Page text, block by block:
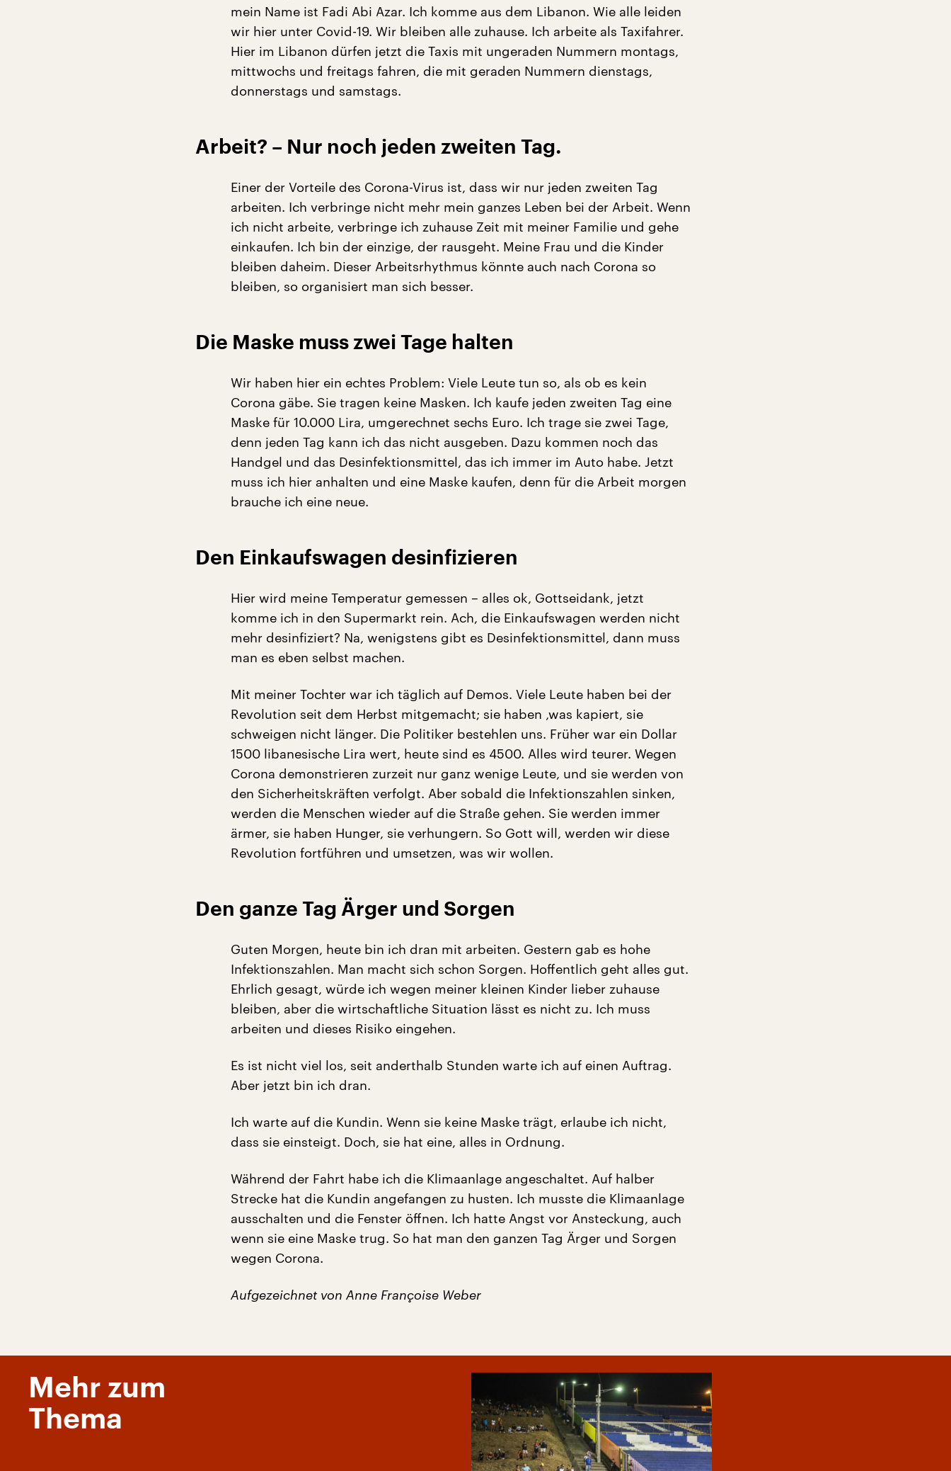
mein Name ist Fadi Abi Azar. Ich komme aus dem Libanon. Wie alle leiden
wir hier unter Covid-19. Wir bleiben alle zuhause. Ich arbeite als Taxifahrer.
Hier im Libanon dürfen jetzt die Taxis mit ungeraden Nummern montags,
mittwochs und freitags fahren, die mit geraden Nummern dienstags,
donnerstags und samstags.
Arbeit? – Nur noch jeden zweiten Tag.
Einer der Vorteile des Corona-Virus ist, dass wir nur jeden zweiten Tag
arbeiten. Ich verbringe nicht mehr mein ganzes Leben bei der Arbeit. Wenn
ich nicht arbeite, verbringe ich zuhause Zeit mit meiner Familie und gehe
einkaufen. Ich bin der einzige, der rausgeht. Meine Frau und die Kinder
bleiben daheim. Dieser Arbeitsrhythmus könnte auch nach Corona so
bleiben, so organisiert man sich besser.
Die Maske muss zwei Tage halten
Wir haben hier ein echtes Problem: Viele Leute tun so, als ob es kein
Corona gäbe. Sie tragen keine Masken. Ich kaufe jeden zweiten Tag eine
Maske für 10.000 Lira, umgerechnet sechs Euro. Ich trage sie zwei Tage,
denn jeden Tag kann ich das nicht ausgeben. Dazu kommen noch das
Handgel und das Desinfektionsmittel, das ich immer im Auto habe. Jetzt
muss ich hier anhalten und eine Maske kaufen, denn für die Arbeit morgen
brauche ich eine neue.
Den Einkaufswagen desinfizieren
Hier wird meine Temperatur gemessen – alles ok, Gottseidank, jetzt
komme ich in den Supermarkt rein. Ach, die Einkaufswagen werden nicht
mehr desinfiziert? Na, wenigstens gibt es Desinfektionsmittel, dann muss
man es eben selbst machen.
Mit meiner Tochter war ich täglich auf Demos. Viele Leute haben bei der
Revolution seit dem Herbst mitgemacht; sie haben ‚was kapiert, sie
schweigen nicht länger. Die Politiker bestehlen uns. Früher war ein Dollar
1500 libanesische Lira wert, heute sind es 4500. Alles wird teurer. Wegen
Corona demonstrieren zurzeit nur ganz wenige Leute, und sie werden von
den Sicherheitskräften verfolgt. Aber sobald die Infektionszahlen sinken,
werden die Menschen wieder auf die Straße gehen. Sie werden immer
ärmer, sie haben Hunger, sie verhungern. So Gott will, werden wir diese
Revolution fortführen und umsetzen, was wir wollen.
Den ganze Tag Ärger und Sorgen
Guten Morgen, heute bin ich dran mit arbeiten. Gestern gab es hohe
Infektionszahlen. Man macht sich schon Sorgen. Hoffentlich geht alles gut.
Ehrlich gesagt, würde ich wegen meiner kleinen Kinder lieber zuhause
bleiben, aber die wirtschaftliche Situation lässt es nicht zu. Ich muss
arbeiten und dieses Risiko eingehen.
Es ist nicht viel los, seit anderthalb Stunden warte ich auf einen Auftrag.
Aber jetzt bin ich dran.
Ich warte auf die Kundin. Wenn sie keine Maske trägt, erlaube ich nicht,
dass sie einsteigt. Doch, sie hat eine, alles in Ordnung.
Während der Fahrt habe ich die Klimaanlage angeschaltet. Auf halber
Strecke hat die Kundin angefangen zu husten. Ich musste die Klimaanlage
ausschalten und die Fenster öffnen. Ich hatte Angst vor Ansteckung, auch
wenn sie eine Maske trug. So hat man den ganzen Tag Ärger und Sorgen
wegen Corona.
Aufgezeichnet von Anne Françoise Weber
Mehr zum
Thema